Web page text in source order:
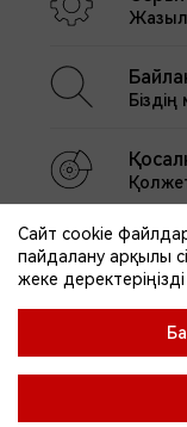
Сайт cookie
пайдалану арқылы
жеке деректеріңізді